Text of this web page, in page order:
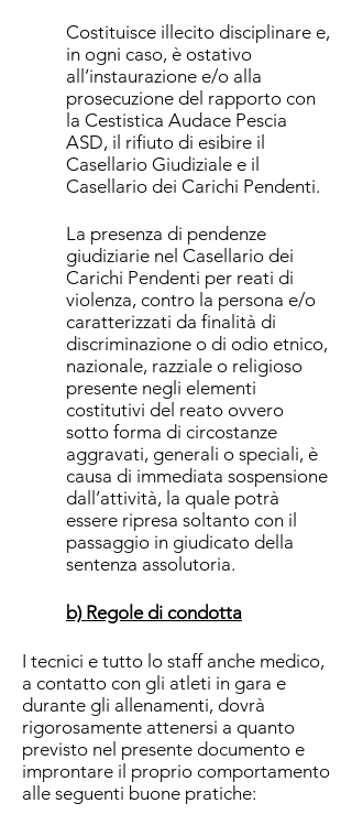
Costituisce illecito disciplinare e,
in ogni caso, è ostativo
all’instaurazione e/o alla
prosecuzione del rapporto con
la Cestistica Audace Pescia
ASD, il rifiuto di esibire il
Casellario Giudiziale e il
Casellario dei Carichi Pendenti.
La presenza di pendenze
giudiziarie nel Casellario dei
Carichi Pendenti per reati di
violenza, contro la persona e/o
caratterizzati da finalità di
discriminazione o di odio etnico,
nazionale, razziale o religioso
presente negli elementi
costitutivi del reato ovvero
sotto forma di circostanze
aggravati, generali o speciali, è
causa di immediata sospensione
dall’attività, la quale potrà
essere ripresa soltanto con il
passaggio in giudicato della
sentenza assolutoria.
b) Regole di condotta
I tecnici e tutto lo staff anche medico,
a contatto con gli atleti in gara e
durante gli allenamenti, dovrà
rigorosamente attenersi a quanto
previsto nel presente documento e
improntare il proprio comportamento
alle seguenti buone pratiche: